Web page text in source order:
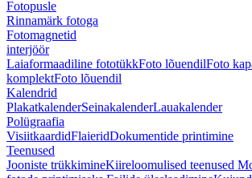
Fotopusle
Rinnamärk fotoga
Fotomagnetid
interjöör
Laiaformaadiline fototükkFoto lõuendilFoto
komplektFoto lõuendil
Kalendrid
PlakatkalenderSeinakalenderLauakalender
Polügraafia
VisiitkaardidFlaieridDokumentide printimine
Teenused
Jooniste trükkimineKiireloomulised teenused